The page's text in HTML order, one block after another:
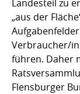
Landesteil zu
„aus der
Verbraucher/
führen. Daher
Flensburger